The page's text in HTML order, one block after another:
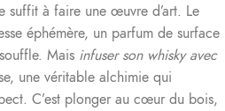
suffit à faire une œuvre d’art. Le
éphémère, un parfum de surface
Mais infuser son whisky avec
une véritable alchimie qui
C’est plonger au cœur du bois,